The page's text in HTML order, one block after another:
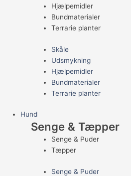
Hjælpemidler
Bundmaterialer
Terrarie planter
Skåle
Udsmykning
Hjælpemidler
Bundmaterialer
Terrarie planter
Hund
Senge & Tæpper
Senge & Puder
Tæpper
Senge & Puder